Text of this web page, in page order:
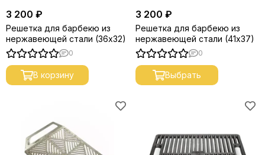
3 200 ₽
Решетка для барбекю из
нержавеющей стали (36х32)
0
В корзину
3 200 ₽
Решетка для барбекю из
нержавеющей стали (41х37)
0
Выбрать